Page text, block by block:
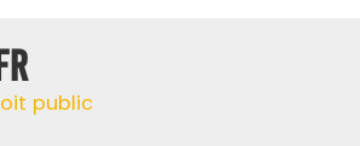
public